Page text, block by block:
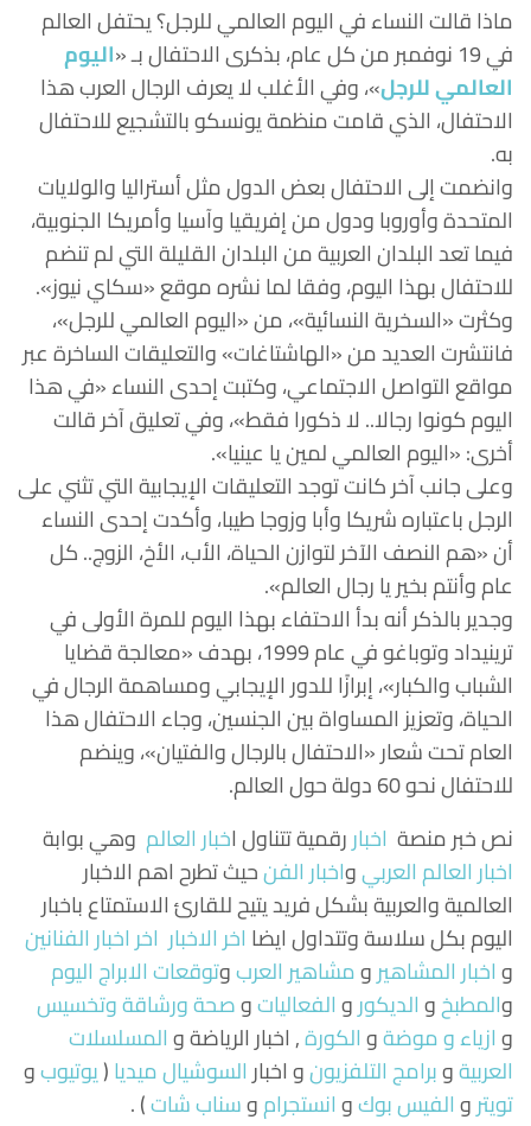
ماذا قالت النساء في اليوم العالمي للرجل؟ يحتفل العالم
في 19 نوفمبر من كل عام، بذكرى الاحتفال بـ «
اليوم
العالمي للرجل»، وفي الأغلب لا يعرف الرجال العرب هذا
الاحتفال، الذي قامت منظمة يونسكو بالتشجيع للاحتفال
به.
وانضمت إلى الاحتفال بعض الدول مثل أستراليا والولايات
المتحدة وأوروبا ودول من إفريقيا وآسيا وأمريكا الجنوبية،
فيما تعد البلدان العربية من البلدان القليلة التي لم تنضم
للاحتفال بهذا اليوم، وفقا لما نشره موقع «سكاي نيوز».
وكثرت «السخرية النسائية»، من «اليوم العالمي للرجل»،
فانتشرت العديد من «الهاشتاغات» والتعليقات الساخرة عبر
مواقع التواصل الاجتماعي، وكتبت إحدى النساء «في هذا
اليوم كونوا رجالا.. لا ذكورا فقط»، وفي تعليق آخر قالت
أخرى: «اليوم العالمي لمين يا عينيا».
وعلى جانب آخر كانت توجد التعليقات الإيجابية التي تثني على
الرجل باعتباره شريكا وأبا وزوجا طيبا، وأكدت إحدى النساء
أن «هم النصف الآخر لتوازن الحياة، الأب، الأخ، الزوج.. كل
عام وأنتم بخير يا رجال العالم».
وجدير بالذكر أنه بدأ الاحتفاء بهذا اليوم للمرة الأولى في
ترينيداد وتوباغو في عام 1999، بهدف «معالجة قضايا
الشباب والكبار»، إبرازًا للدور الإيجابي ومساهمة الرجال في
الحياة، وتعزيز المساواة بين الجنسين، وجاء الاحتفال هذا
العام تحت شعار «الاحتفال بالرجال والفتيان»، وينضم
للاحتفال نحو 60 دولة حول العالم.
نص خبر منصة اخباررقمية تتناولاخبار العالم وهي بوابة
اخبار العالم العربيواخبار الفنحيث تطرح اهم الاخبار
العالمية والعربية بشكل فريد يتيح للقارئ الاستمتاع باخبار
اليوم بكل سلاسة وتتداول ايضا اخر الاخبار اخر اخبار الفنانين
واخبار المشاهيرومشاهير العربوتوقعات الابراج اليوم
والمطبخوالديكوروالفعالياتوصحة ورشاقة وتخسيس
وازياء و موضةوالكورة, اخبار الرياضة والمسلسلات
العربيةوبرامج التلفزيونو اخبارالسوشيال ميديا(يوتيوبو
تويتروالفيس بوكوانستجراموسناب شات) .